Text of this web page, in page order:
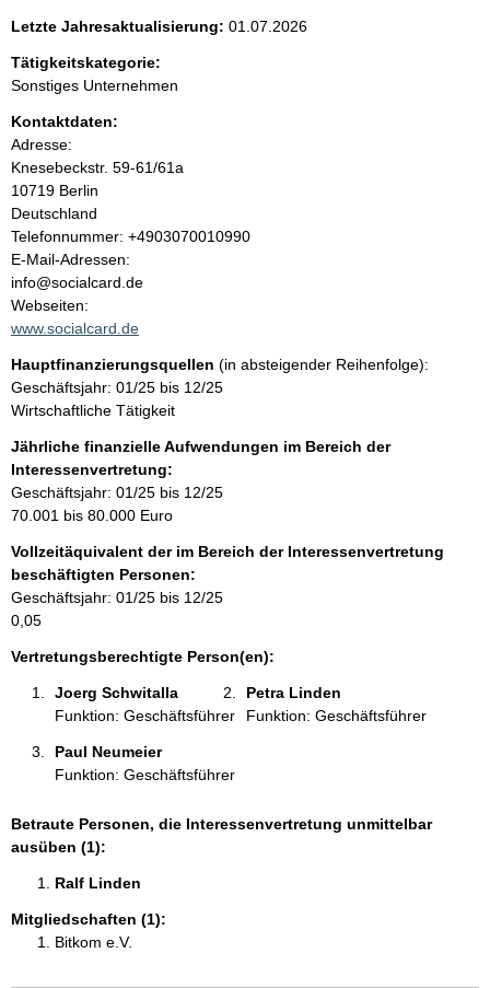
e
n
i
n
h
a
l
t
Letzte Jahresaktualisierung: 01.07.2026
Tätigkeitskategorie:
Sonstiges Unternehmen
Kontaktdaten:
Adresse:
Knesebeckstr. 59-61/61a
10719 Berlin
Deutschland
K
o
n
t
a
t
i
n
f
o
r
m
t
i
o
n
e
Telefonnummer: +4903070010990
E-Mail-Adressen:
info@socialcard.de
Webseiten:
www.socialcard.de
Hauptfinanzierungsquellen (in absteigender Reihenfolge):
Geschäftsjahr: 01/25 bis 12/25
Wirtschaftliche Tätigkeit
Jährliche finanzielle Aufwendungen im Bereich der
Interessenvertretung:
Geschäftsjahr: 01/25 bis 12/25
70.001 bis 80.000 Euro
Vollzeitäquivalent der im Bereich der Interessenvertretung
beschäftigten Personen:
Geschäftsjahr: 01/25 bis 12/25
0,05
Vertretungsberechtigte Person(en):
Joerg Schwitalla
Funktion: Geschäftsführer
Petra Linden
Funktion: Geschäftsführer
Paul Neumeier
Funktion: Geschäftsführer
Betraute Personen, die Interessenvertretung unmittelbar
ausüben (1):
Ralf Linden
Mitgliedschaften (1):
Bitkom e.V.